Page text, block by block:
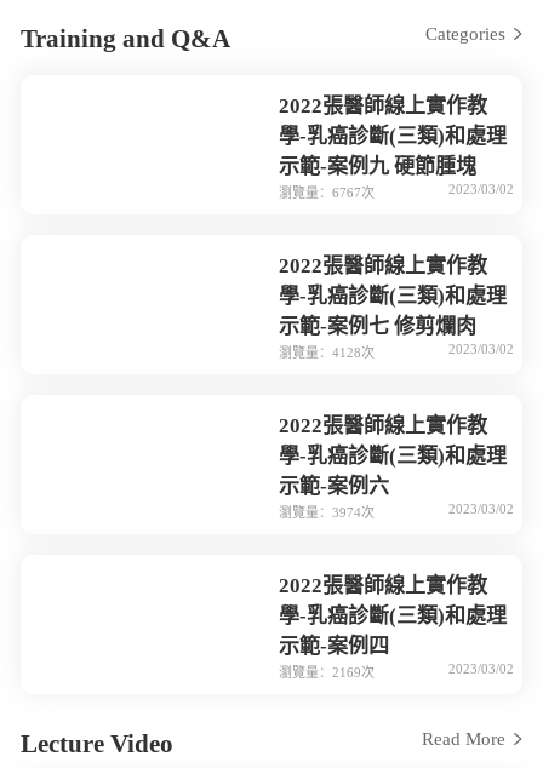
Training and Q&A Categories
2022張醫師線上實作教
學-乳癌診斷(三類)和處理
示範-案例九 硬節腫塊
瀏覽量：6767次 2023/03/02
2022張醫師線上實作教
學-乳癌診斷(三類)和處理
示範-案例七 修剪爛肉
瀏覽量：4128次 2023/03/02
2022張醫師線上實作教
學-乳癌診斷(三類)和處理
示範-案例六
瀏覽量：3974次 2023/03/02
2022張醫師線上實作教
學-乳癌診斷(三類)和處理
示範-案例四
瀏覽量：2169次 2023/03/02
Lecture Video Read More